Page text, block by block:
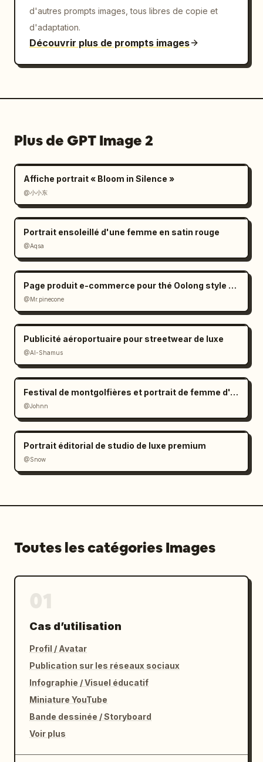
d'autres prompts images, tous libres de copie et
d'adaptation.
Découvrir plus de prompts images
Plus de GPT Image 2
Affiche portrait « Bloom in Silence »
@小小东
Portrait ensoleillé d'une femme en satin rouge
@Aqsa
Page produit e-commerce pour thé Oolong style Zen
@Mr.pinecone
Publicité aéroportuaire pour streetwear de luxe
@Al-Shamus
Festival de montgolfières et portrait de femme d'Asie de l'Est
@Johnn
Portrait éditorial de studio de luxe premium
@Snow
Toutes les catégories Images
Cas d’utilisation
Profil / Avatar
Publication sur les réseaux sociaux
Infographie / Visuel éducatif
Miniature YouTube
Bande dessinée / Storyboard
Voir plus